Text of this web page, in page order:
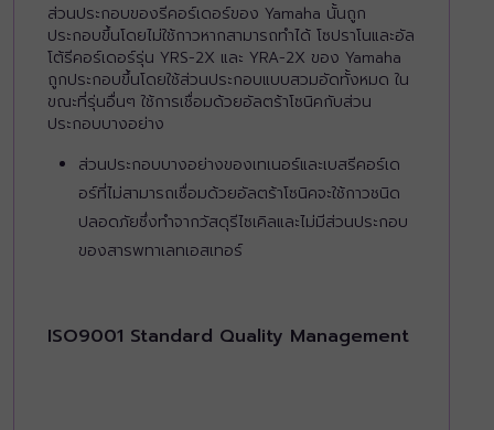
ส่วนประกอบของรีคอร์เดอร์ของ Yamaha นั้นถูก
ประกอบขึ้นโดยไม่ใช้กาวหากสามารถทำได้ โซปราโนและอัล
โต้รีคอร์เดอร์รุ่น YRS-2X และ YRA-2X ของ Yamaha
ถูกประกอบขึ้นโดยใช้ส่วนประกอบแบบสวมอัดทั้งหมด ใน
ขณะที่รุ่นอื่นๆ ใช้การเชื่อมด้วยอัลตร้าโซนิคกับส่วน
ประกอบบางอย่าง
ส่วนประกอบบางอย่างของเทเนอร์และเบสรีคอร์เด
อร์ที่ไม่สามารถเชื่อมด้วยอัลตร้าโซนิคจะใช้กาวชนิด
ปลอดภัยซึ่งทำจากวัสดุรีไซเคิลและไม่มีส่วนประกอบ
ของสารพทาเลทเอสเทอร์
ISO9001 Standard Quality Management